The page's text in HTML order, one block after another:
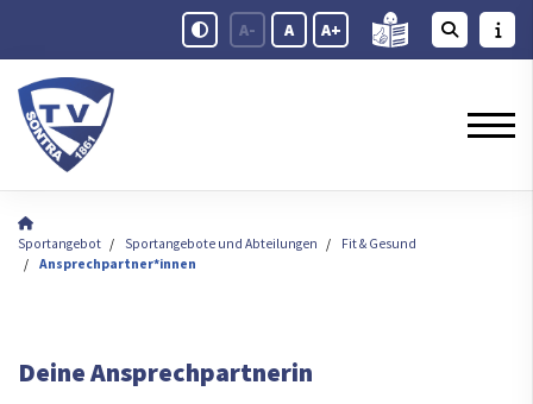
A- A A+
Sportangebot Sportangebote und Abteilungen
Fit & Gesund
Ansprechpartner*innen
Deine Ansprechpartnerin